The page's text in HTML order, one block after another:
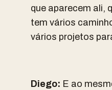
que aparecem ali,
tem vários
vários projetos
Diego: E ao